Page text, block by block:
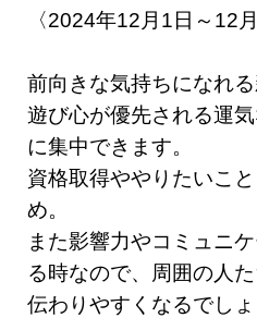
〈2024年12月1日～12
前向きな気持ちになれる
遊び心が優先される運
に集中できます。
資格取得ややりたいこ
め。
また影響力やコミュニ
る時なので、周囲の人
伝わりやすくなるでしょ